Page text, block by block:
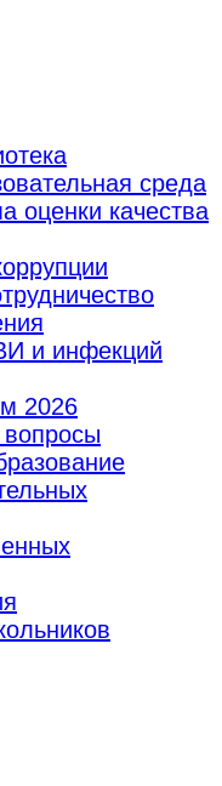
среда
оценки качества
и инфекций
2026